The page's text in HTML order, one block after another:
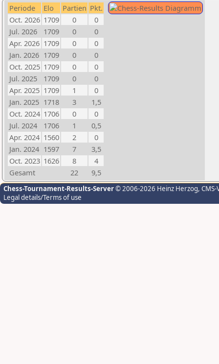
Periode Elo Partien Pkt.
Oct. 2026 1709 0
0
Jul. 2026
1709 0
0
Apr. 2026 1709 0
0
Jan. 2026 1709 0
0
Oct. 2025 1709 0
0
Jul. 2025
1709 0
0
Apr. 2025 1709 1
0
Jan. 2025 1718 3
1,5
Oct. 2024 1706 0
0
Jul. 2024
1706 1
0,5
Apr. 2024 1560 2
0
Jan. 2024 1597 7
3,5
Oct. 2023 1626 8
4
Gesamt
22 9,5
Chess-Tournament-Results-Server© 2006-2026 Heinz Herzog,
Legal details/Terms of use